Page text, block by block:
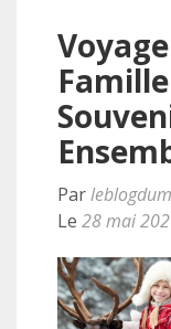
Par
Le 28 mai